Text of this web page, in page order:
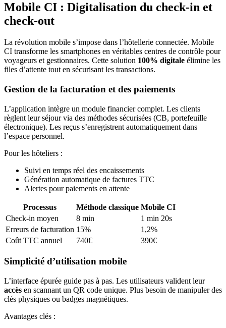
Mobile CI : Digitalisation du check-in et
check-out
La révolution mobile s’impose dans l’hôtellerie connectée. Mobile
CI transforme les smartphones en véritables centres de contrôle pour
voyageurs et gestionnaires. Cette solution 100% digitale élimine les
files d’attente tout en sécurisant les transactions.
Gestion de la facturation et des paiements
L’application intègre un module financier complet. Les clients
règlent leur séjour via des méthodes sécurisées (CB, portefeuille
électronique). Les reçus s’enregistrent automatiquement dans
l’espace personnel.
Pour les hôteliers :
Suivi en temps réel des encaissements
Génération automatique de factures TTC
Alertes pour paiements en attente
Processus Méthode classique Mobile CI
Check-in moyen
8 min
1 min 20s
Erreurs de facturation 15%
1,2%
Coût TTC annuel
740€ 390€
Simplicité d’utilisation mobile
L’interface épurée guide pas à pas. Les utilisateurs valident leur
accès en scannant un QR code unique. Plus besoin de manipuler des
clés physiques ou badges magnétiques.
Avantages clés :